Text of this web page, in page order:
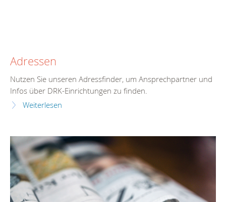
Adressen
Nutzen Sie unseren Adressfinder, um Ansprechpartner und
Infos über DRK-Einrichtungen zu finden.
Weiterlesen